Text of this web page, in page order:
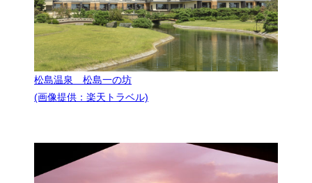
松島温泉 松島一の坊
(画像提供：楽天トラベル)